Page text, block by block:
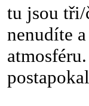
tu jsou tři/
nenudíte